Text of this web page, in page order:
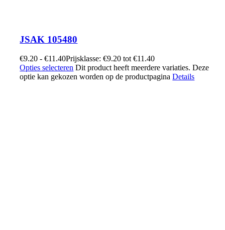
JSAK 105480
€9.20 - €11.40Prijsklasse: €9.20 tot €11.40
Opties selecteren Dit product heeft meerdere variaties. Deze
optie kan gekozen worden op de productpaginaDetails